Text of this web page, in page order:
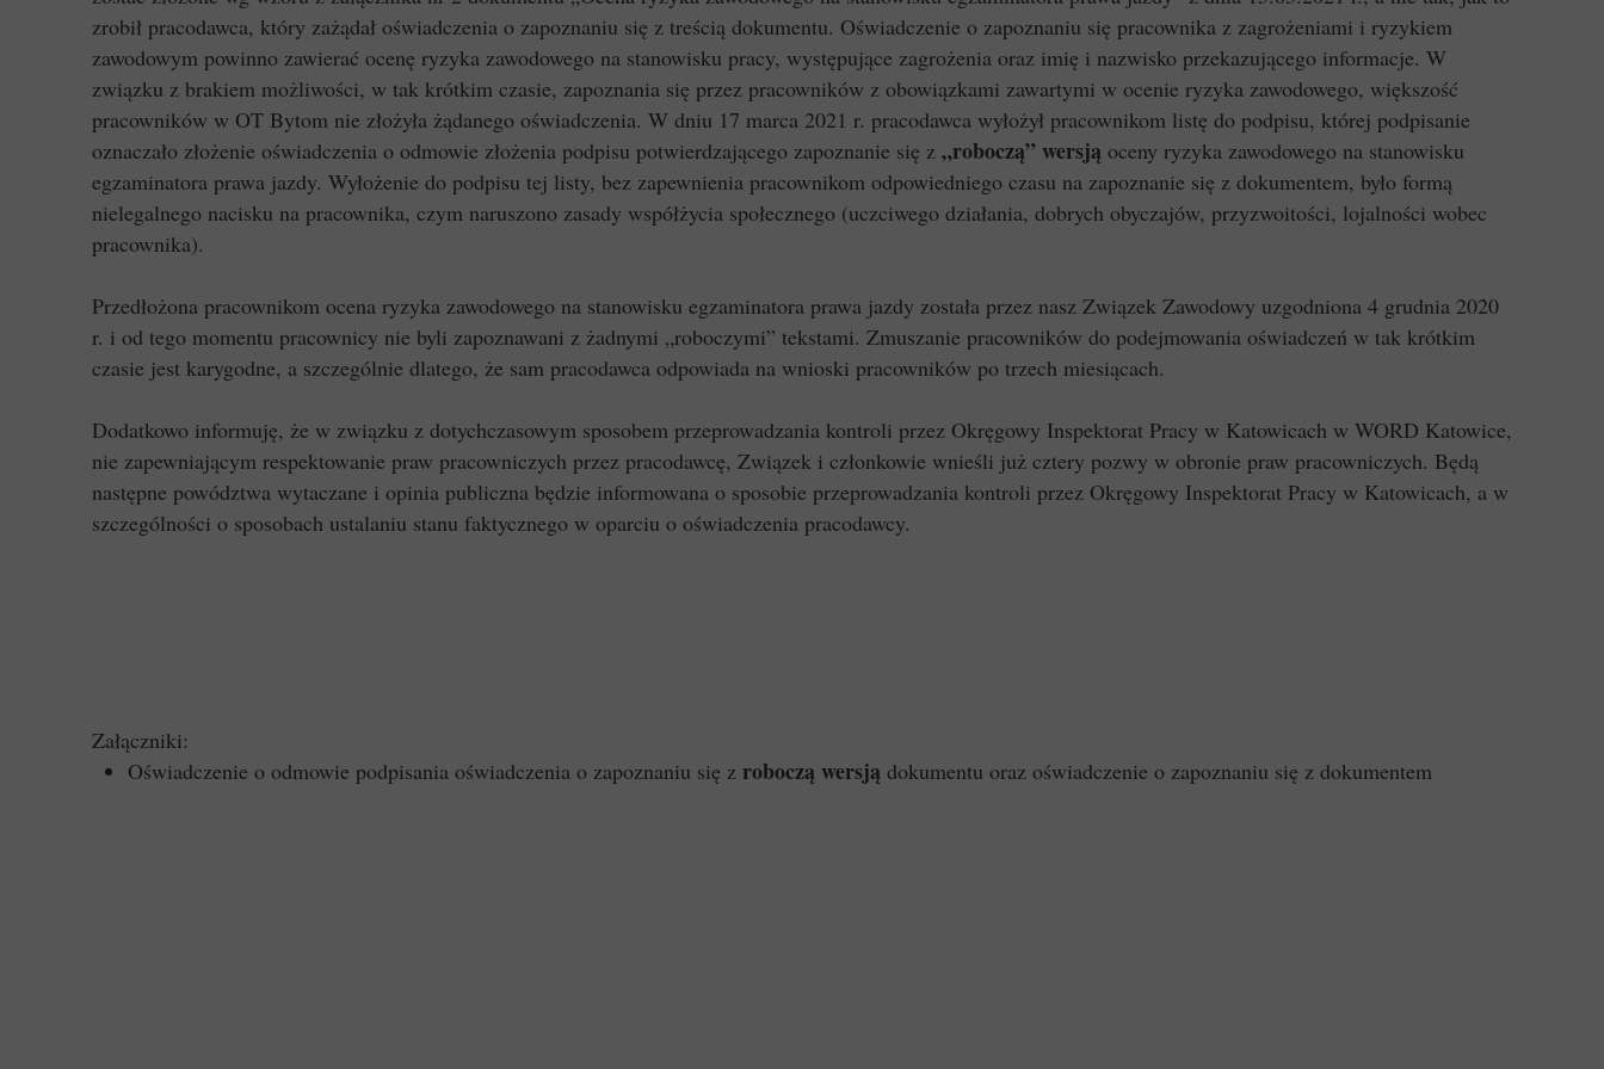
zrobił pracodawca, który zażądał oświadczenia o zapoznaniu się z treścią dokumentu. Oświadczenie o zapoznaniu się pracownika z zagrożeniami i ryzykiem
zawodowym powinno zawierać ocenę ryzyka zawodowego na stanowisku pracy, występujące zagrożenia oraz imię i nazwisko przekazującego informacje. W
związku z brakiem możliwości, w tak krótkim czasie, zapoznania się przez pracowników z obowiązkami zawartymi w ocenie ryzyka zawodowego, większość
pracowników w OT Bytom nie złożyła żądanego oświadczenia. W dniu 17 marca 2021 r. pracodawca wyłożył pracownikom listę do podpisu, której podpisanie
oznaczało złożenie oświadczenia o odmowie złożenia podpisu potwierdzającego zapoznanie się z „roboczą” wersją oceny ryzyka zawodowego na stanowisku
egzaminatora prawa jazdy. Wyłożenie do podpisu tej listy, bez zapewnienia pracownikom odpowiedniego czasu na zapoznanie się z dokumentem, było formą
nielegalnego nacisku na pracownika, czym naruszono zasady współżycia społecznego (uczciwego działania, dobrych obyczajów, przyzwoitości, lojalności wobec
pracownika).
Przedłożona pracownikom ocena ryzyka zawodowego na stanowisku egzaminatora prawa jazdy została przez nasz Związek Zawodowy uzgodniona 4 grudnia 2020
r. i od tego momentu pracownicy nie byli zapoznawani z żadnymi „roboczymi” tekstami. Zmuszanie pracowników do podejmowania oświadczeń w tak krótkim
czasie jest karygodne, a szczególnie dlatego, że sam pracodawca odpowiada na wnioski pracowników po trzech miesiącach.
Dodatkowo informuję, że w związku z dotychczasowym sposobem przeprowadzania kontroli przez Okręgowy Inspektorat Pracy w Katowicach w WORD Katowice,
nie zapewniającym respektowanie praw pracowniczych przez pracodawcę, Związek i członkowie wnieśli już cztery pozwy w obronie praw pracowniczych. Będą
następne powództwa wytaczane i opinia publiczna będzie informowana o sposobie przeprowadzania kontroli przez Okręgowy Inspektorat Pracy w Katowicach, a w
szczególności o sposobach ustalaniu stanu faktycznego w oparciu o oświadczenia pracodawcy.
Załączniki:
Oświadczenie o odmowie podpisania oświadczenia o zapoznaniu się z roboczą wersją dokumentu oraz oświadczenie o zapoznaniu się z dokumentem